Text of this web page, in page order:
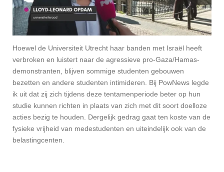
Hoewel de Universiteit Utrecht haar banden met Israël heeft
verbroken en luistert naar de agressieve pro-Gaza/Hamas-
demonstranten, blijven sommige studenten gebouwen
bezetten en andere studenten intimideren. Bij PowNews legde
ik uit dat zij zich tijdens deze tentamenperiode beter op hun
studie kunnen richten in plaats van zich met dit soort doelloze
acties bezig te houden. Dergelijk gedrag gaat ten koste van de
fysieke vrijheid van medestudenten en uiteindelijk ook van de
belastingcenten.